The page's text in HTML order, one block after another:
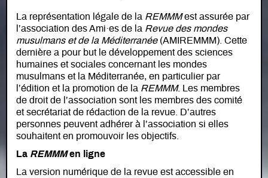
La représentation légale de la REMMMest assurée par
l’association des Ami·es de la Revue des mondes
musulmans et de la Méditerranée(AMIREMMM). Cette
dernière a pour but le développement des sciences
humaines et sociales concernant les mondes
musulmans et la Méditerranée, en particulier par
l’édition et la promotion de la REMMM. Les membres
de droit de l’association sont les membres des comité
et secrétariat de rédaction de la revue. D’autres
personnes peuvent adhérer à l’association si elles
souhaitent en promouvoir les objectifs.
La REMMMen ligne
La version numérique de la revue est accessible en